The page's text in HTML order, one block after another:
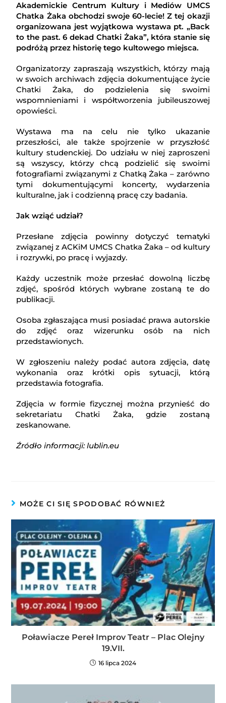
Akademickie Centrum Kultury i Mediów UMCS
Chatka Żaka obchodzi swoje 60-lecie! Z tej okazji
organizowana jest wyjątkowa wystawa pt. „Back
to the past. 6 dekad Chatki Żaka”, która stanie się
podróżą przez historię tego kultowego miejsca.
Organizatorzy zapraszają wszystkich, którzy mają
w swoich archiwach zdjęcia dokumentujące życie
Chatki Żaka, do podzielenia się swoimi
wspomnieniami i współtworzenia jubileuszowej
opowieści.
Wystawa ma na celu nie tylko ukazanie
przeszłości, ale także spojrzenie w przyszłość
kultury studenckiej. Do udziału w niej zaproszeni
są wszyscy, którzy chcą podzielić się swoimi
fotografiami związanymi z Chatką Żaka – zarówno
tymi dokumentującymi koncerty, wydarzenia
kulturalne, jak i codzienną pracę czy badania.
Jak wziąć udział?
Przesłane zdjęcia powinny dotyczyć tematyki
związanej z ACKiM UMCS Chatka Żaka – od kultury
i rozrywki, po pracę i wyjazdy.
Każdy uczestnik może przesłać dowolną liczbę
zdjęć, spośród których wybrane zostaną te do
publikacji.
Osoba zgłaszająca musi posiadać prawa autorskie
do zdjęć oraz wizerunku osób na nich
przedstawionych.
W zgłoszeniu należy podać autora zdjęcia, datę
wykonania oraz krótki opis sytuacji, którą
przedstawia fotografia.
Zdjęcia w formie fizycznej można przynieść do
sekretariatu Chatki Żaka, gdzie zostaną
zeskanowane.
Źródło informacji: lublin.eu
MOŻE CI SIĘ SPODOBAĆ RÓWNIEŻ
Poławiacze Pereł Improv Teatr – Plac Olejny
19.VII.
16 lipca 2024